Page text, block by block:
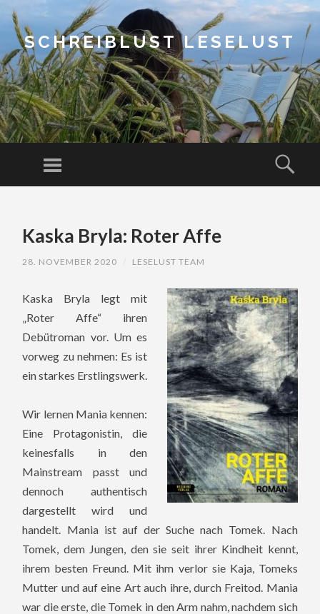
SCHREIBLUST LESELUST
Menu
CONTENTKaska Bryla: Roter Affe
28. NOVEMBER 2020 LESELUST TEAM
Kaska Bryla legt mit
„Roter Affe“ ihren
Debütroman vor. Um es
vorweg zu nehmen: Es ist
ein starkes Erstlingswerk.
Wir lernen Mania kennen:
Eine Protagonistin, die
keinesfalls in den
Mainstream passt und
dennoch authentisch
dargestellt wird und
handelt. Mania ist auf der Suche nach Tomek. Nach
Tomek, dem Jungen, den sie seit ihrer Kindheit kennt,
ihrem besten Freund. Mit ihm verlor sie Kaja, Tomeks
Mutter und auf eine Art auch ihre, durch Freitod. Mania
war die erste, die Tomek in den Arm nahm, nachdem sich